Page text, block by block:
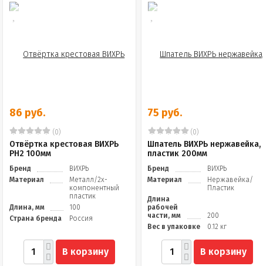
86 руб.
(0)
Отвёртка крестовая ВИХРЬ
PH2 100мм
Бренд
ВИХРЬ
Материал
Металл/2х-
компонентный
пластик
Длина, мм
100
Страна бренда
Россия
В корзину
75 руб.
(0)
Шпатель ВИХРЬ нержавейка,
пластик 200мм
Бренд
ВИХРЬ
Материал
Нержавейка/
Пластик
Длина
рабочей
части, мм
200
Вес в упаковке
0.12 кг
В корзину